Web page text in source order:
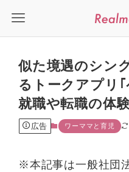
似た境遇のシン
るトークアプリ｢
就職や転職の体
広告 ワーママと育児
※本記事は一般社団